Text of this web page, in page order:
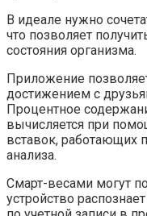
В идеале нужно
что позволяет
состояния организма.
Приложение
достижением с
Процентное
вычисляется при
вставок, работающих
анализа.
Смарт-весами могут
устройство